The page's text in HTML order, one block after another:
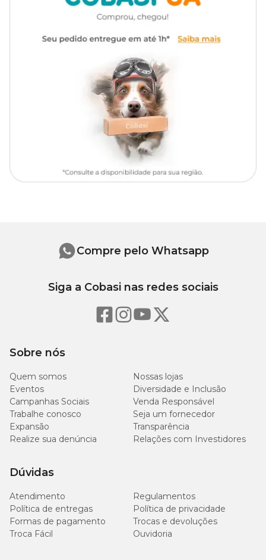
Composição
Água, amida 80, lauril éter
sulfato de sódio, cocoamido
ácido etilenodiamino tetra-
sódio, corante violeta methil
2B, base perolada, óleo de
Amêndoas doce, essência
óleo de Amêndoas doce, essência.
Modo de uso
Molhe completamente a pelagem do animal, protegendo os
olhos, nariz e ouvidos;
Aplique o Shampoo Filhotes Procão em quantidade suficiente
para fazer espuma e espalhe por todo o corpo;
Massageie durante alguns minutos e enxágue;
Se necessário repita a operação e enxague bem;
Verifique se não ficou nenhum resíduo do shampoo para evitar
alergia e irritações na pele.
Sobre nós
Quem somos
Nossas lojas
Eventos
Diversidade e Inclusão
Campanhas Sociais
Venda Responsável
Trabalhe conosco
Seja um fornecedor
Expansão
Transparência
Realize sua denúncia
Relações com Investidores
Dúvidas
Atendimento
Regulamentos
Política de entregas
Política de privacidade
Formas de pagamento
Trocas e devoluções
Troca Fácil
Ouvidoria
Compre pelo Whatsapp
Siga a Cobasi nas redes sociais